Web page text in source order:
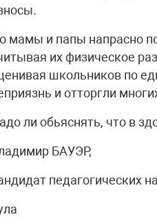
мамы и папы напрасно
их физическое
школьников по
и отторгли
ли обьяснять, что в
БАУЭР,
педагогических